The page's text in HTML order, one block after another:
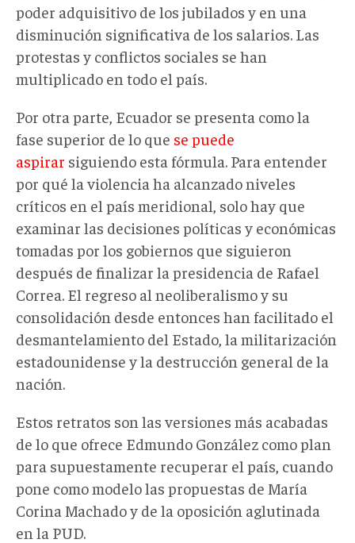
poder adquisitivo de los jubilados y en una
disminución significativa de los salarios. Las
protestas y conflictos sociales se han
multiplicado en todo el país.
Por otra parte, Ecuador se presenta como la
fase superior de lo que se puede
aspirar siguiendo esta fórmula. Para entender
por qué la violencia ha alcanzado niveles
críticos en el país meridional, solo hay que
examinar las decisiones políticas y económicas
tomadas por los gobiernos que siguieron
después de finalizar la presidencia de Rafael
Correa. El regreso al neoliberalismo y su
consolidación desde entonces han facilitado el
desmantelamiento del Estado, la militarización
estadounidense y la destrucción general de la
nación.
Estos retratos son las versiones más acabadas
de lo que ofrece Edmundo González como plan
para supuestamente recuperar el país, cuando
pone como modelo las propuestas de María
Corina Machado y de la oposición aglutinada
en la PUD.